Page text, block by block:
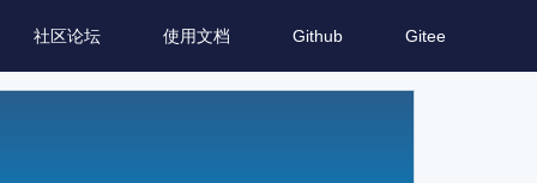
社区论坛 使用文档 Github Gitee